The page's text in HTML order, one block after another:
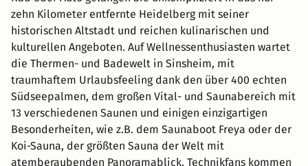
zehn Kilometer entfernte Heidelberg mit seiner
historischen Altstadt und reichen kulinarischen und
kulturellen Angeboten. Auf Wellnessenthusiasten wartet
die Thermen- und Badewelt in Sinsheim, mit
traumhaftem Urlaubsfeeling dank den über 400 echten
Südseepalmen, dem großen Vital- und Saunabereich mit
13 verschiedenen Saunen und einigen einzigartigen
Besonderheiten, wie z.B. dem Saunaboot Freya oder der
Koi-Sauna, der größten Sauna der Welt mit
atemberaubenden Panoramablick. Technikfans kommen